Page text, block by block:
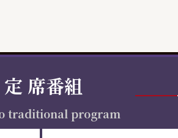
定 席番組
traditional program